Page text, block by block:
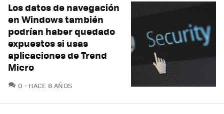
Los datos de navegación
en Windows también
podrían haber quedado
expuestos si usas
aplicaciones de Trend
Micro
0 COMENTARIOS
HACE 8 AÑOS